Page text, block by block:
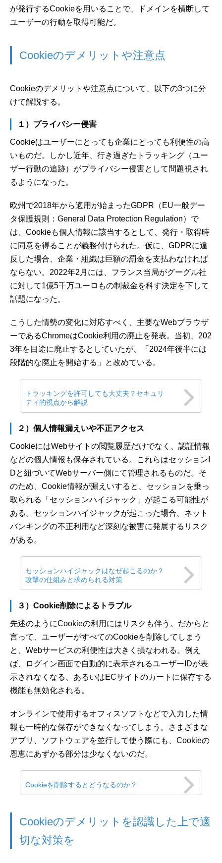
が発行するCookieを用いることで、ドメインを横断して
ユーザーの行動を取得可能だ。
Cookieのデメリットや注意点
Cookieのデメリットや注意点について、以下の3つに分
けて解説する。
１）プライバシー侵害
Cookieはユーザーにとっても企業にとっても利便性の高
いものだ。しかし近年、行き過ぎたトラッキング（ユー
ザー行動の追跡）がプライバシー侵害として問題視され
るようになった。
欧州で2018年から適用が始まったGDPR（EU一般デー
タ保護規則：General Data Protection Regulation）で
は、Cookieも個人情報に該当するとして、発行・取得時
に同意を得ることが義務付けられた。仮に、GDPRに違
反した場合、企業・組織は巨額の罰金を支払わなければ
ならない。2022年2月には、フランス当局がグーグル社
に対して1億5千万ユーロもの制裁金を科す決定を下して
話題になった。
こうした情勢の変化に対応すべく、主要なWebブラウザ
ーであるChromeはCookie利用の廃止を発表。当初、202
3年を目途に廃止するとしていたが、「2024年後半には
段階的な廃止を開始する」と改めている。
トラッキングを許可しても大丈夫？セキュリ
ティ的視点から解説
２）個人情報漏えいや不正アクセス
CookieにはWebサイトの閲覧履歴だけでなく、認証情報
などの個人情報も保存されている。これらはセッションI
Dと紐づいてWebサーバー側にて管理されるものだ。そ
のため、Cookie情報が漏えいすると、セッションを乗っ
取られる「セッションハイジャック」が起こる可能性が
ある。セッションハイジャックが起こった場合、ネット
バンキングの不正利用など深刻な被害に発展するリスク
がある。
セッションハイジャックはなぜ起こるのか？
攻撃の仕組みと求められる対策
３）Cookie削除によるトラブル
先述のようにCookieの利用にはリスクも伴う。だからと
言って、ユーザーがすべてのCookieを削除してしまう
と、Webサービスの利便性は大きく損なわれる。例え
ば、ログイン画面で自動的に表示されるユーザーIDが表
示されなくなる、あるいはECサイトのカートに保存する
機能も無効化される。
オンラインで使用するオフィスソフトなどで入力した情
報も一時的な保存ができなくなってしまう。さまざまな
アプリ、ソフトウェアを並行して使う際にも、Cookieの
恩恵にあずかる部分は少なくないのだ。
Cookieを削除するとどうなるのか？
Cookieのデメリットを認識した上で適
切な対策を